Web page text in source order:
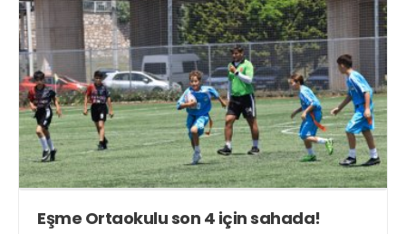
Eşme Ortaokulu son 4 için sahada!